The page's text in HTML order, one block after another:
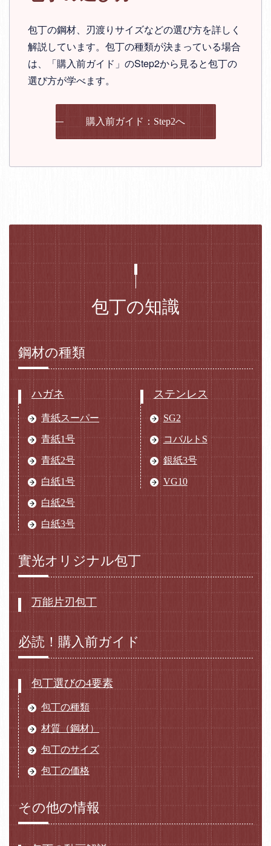
包丁の鋼材、刃渡りサイズなどの選び方を詳しく
解説しています。包丁の種類が決まっている場合
は、「購入前ガイド」のStep2から見ると包丁の
選び方が学べます。
購入前ガイド：Step2へ
包丁の知識
鋼材の種類
ハガネ
青紙スーパー
青紙1号
青紙2号
白紙1号
白紙2号
白紙3号
ステンレス
SG2
コバルトS
銀紙3号
VG10
實光オリジナル包丁
万能片刃包丁
必読！購入前ガイド
包丁選びの4要素
包丁の種類
材質（鋼材）
包丁のサイズ
包丁の価格
その他の情報